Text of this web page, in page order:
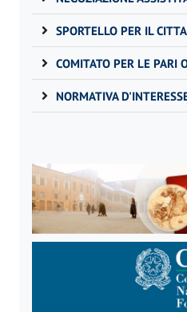
SPORTELLO PER IL
COMITATO PER LE PARI
NORMATIVA